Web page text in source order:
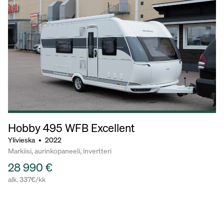
Hobby 495 WFB Excellent
Ylivieska • 2022
Markiisi, aurinkopaneeli, invertteri
28 990 €
alk. 337€/kk